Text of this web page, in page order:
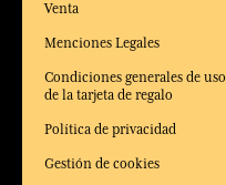
Venta
Menciones Legales
Condiciones generales de uso
de la tarjeta de regalo
Política de privacidad
Gestión de cookies